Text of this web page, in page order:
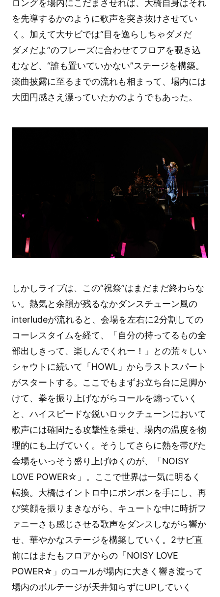
ロングを場内にこだまさせれば、大橋自身はそれ
を先導するかのように歌声を突き抜けさせてい
く。加えて大サビでは“目を逸らしちゃダメだ
ダメだよ”のフレーズに合わせてフロアを覗き込
むなど、“誰も置いていかない”ステージを構築。
楽曲披露に至るまでの流れも相まって、場内には
大団円感さえ漂っていたかのようでもあった。
しかしライブは、この“祝祭”はまだまだ終わらな
い。熱気と余韻が残るなかダンスチューン風の
interludeが流れると、会場を左右に2分割しての
コーレスタイムを経て、「自分の持ってるもの全
部出しきって、楽しんでくれー！」との荒々しい
シャウトに続いて「HOWL」からラストスパート
がスタートする。ここでもまずお立ち台に足脚か
けて、拳を振り上げながらコールを煽っていく
と、ハイスピードな鋭いロックチューンにおいて
歌声には確固たる攻撃性を乗せ、場内の温度を物
理的にも上げていく。そうしてさらに熱を帯びた
会場をいっそう盛り上げゆくのが、「NOISY
LOVE POWER☆」。ここで世界は一気に明るく
転換。大橋はイントロ中にポンポンを手にし、再
び笑顔を振りまきながら、キュートな中に時折フ
ァニーさも感じさせる歌声をダンスしながら響か
せ、華やかなステージを構築していく。2サビ直
前にはまたもフロアからの「NOISY LOVE
POWER☆」のコールが場内に大きく響き渡って
場内のボルテージが天井知らずにUPしていく